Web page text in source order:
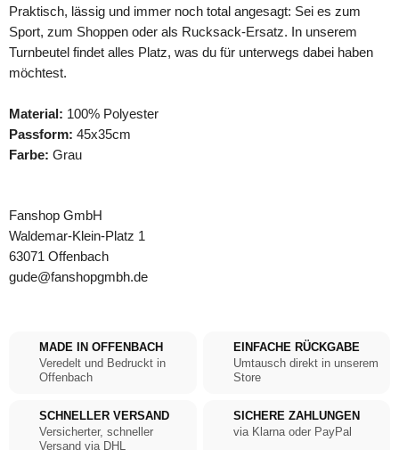
Praktisch, lässig und immer noch total angesagt: Sei es zum
Sport, zum Shoppen oder als Rucksack-Ersatz. In unserem
Turnbeutel findet alles Platz, was du für unterwegs dabei haben
möchtest.
Material: 100% Polyester
Passform: 45x35cm
Farbe: Grau
Fanshop GmbH
Waldemar-Klein-Platz 1
63071 Offenbach
gude@fanshopgmbh.de
MADE IN OFFENBACH
Veredelt und Bedruckt in
Offenbach
EINFACHE RÜCKGABE
Umtausch direkt in unserem
Store
SCHNELLER VERSAND
Versicherter, schneller
Versand via DHL
SICHERE ZAHLUNGEN
via Klarna oder PayPal